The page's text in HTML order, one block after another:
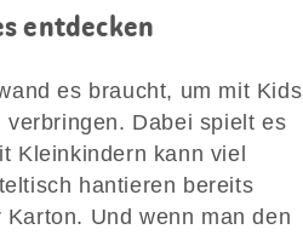
entdecken
es braucht, um mit Kids
Dabei spielt es
Kleinkindern kann viel
hantieren bereits
Und wenn man den